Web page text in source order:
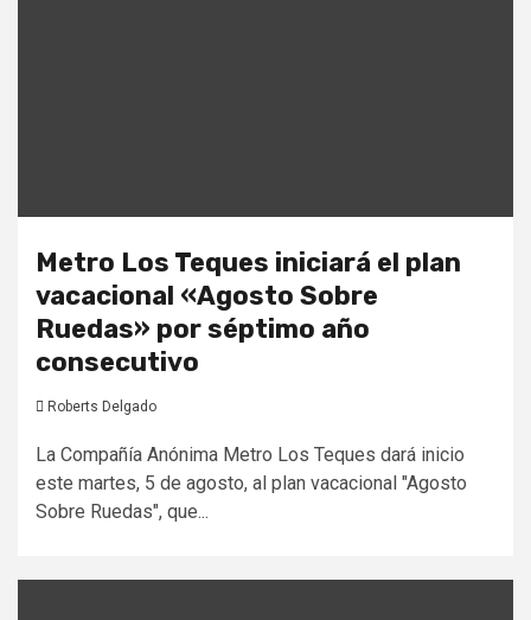
Metro Los Teques iniciará el plan
vacacional «Agosto Sobre
Ruedas» por séptimo año
consecutivo
Roberts Delgado
La Compañía Anónima Metro Los Teques dará inicio
este martes, 5 de agosto, al plan vacacional "Agosto
Sobre Ruedas", que...